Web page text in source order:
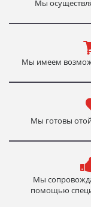
Мы
Мы имеем
Мы готовы
Мы
помощью